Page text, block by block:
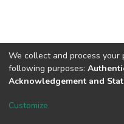
Dspace & Volodymyr Dahl
We collect and process
following purposes:
Acknowledgement and
Customize